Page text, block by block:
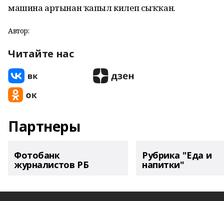
машина артынан ҡапыл килеп сыҡҡан.
Автор:
Читайте нас
Партнеры
Фотобанк
журналистов РБ
Рубрика "Еда и
напитки"